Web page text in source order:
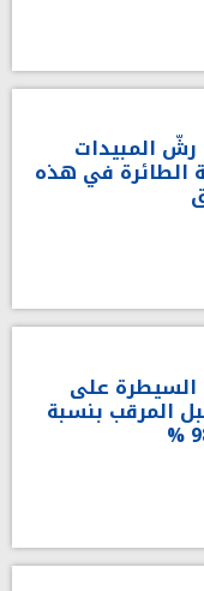
المبيدات
الطائرة في هذه
السيطرة على
المرقب بنسبة